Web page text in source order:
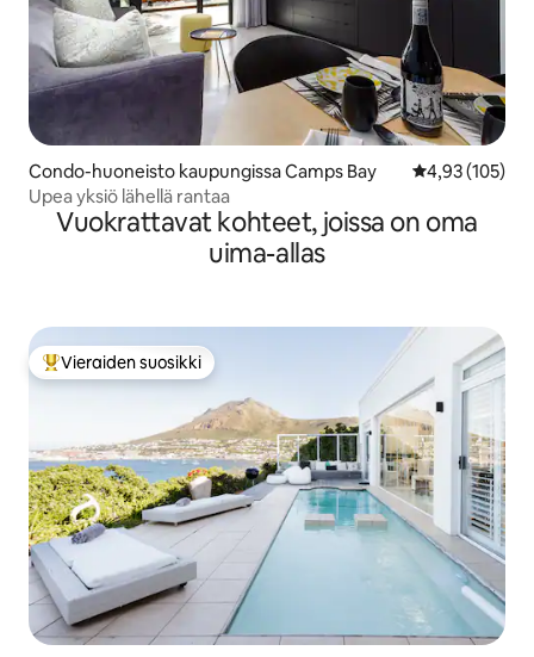
Condo-huoneisto kaupungissa Camps Bay
4,93 (105)
Upea yksiö lähellä rantaa
Vuokrattavat kohteet, joissa on oma
uima-allas
Vieraiden suosikkien parhaimmistoa
Vieraiden suosikki